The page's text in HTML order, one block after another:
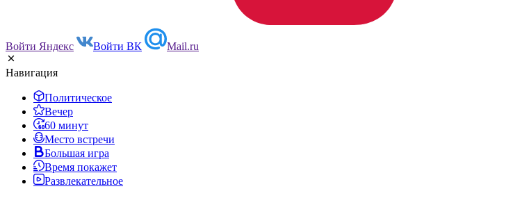
Войти Яндекс Войти ВК Mail.ru
Навигация
Политическое
Вечер
60 минут
Место встречи
Большая игра
Время покажет
Развлекательное